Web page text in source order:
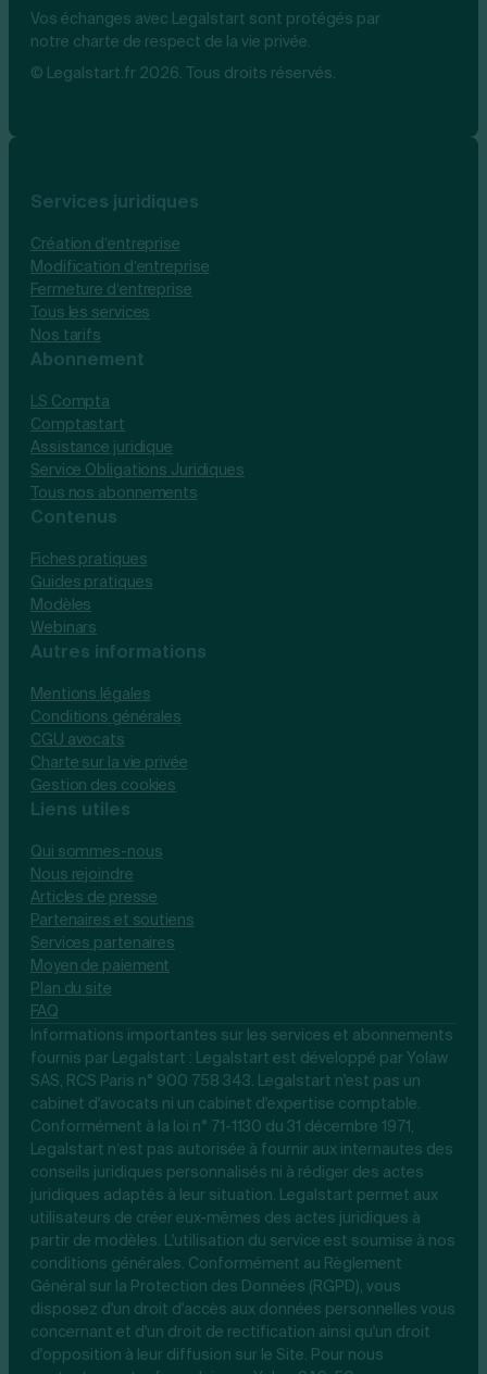
Vos échanges avec Legalstart sont protégés par
notre charte de respect de la vie privée.
© Legalstart.fr 2026. Tous droits réservés.
Services juridiques
Création d’entreprise
Modification d’entreprise
Fermeture d’entreprise
Tous les services
Nos tarifs
Abonnement
LS Compta
Comptastart
Assistance juridique
Service Obligations Juridiques
Tous nos abonnements
Contenus
Fiches pratiques
Guides pratiques
Modèles
Webinars
Autres informations
Mentions légales
Conditions générales
CGU avocats
Charte sur la vie privée
Gestion des cookies
Liens utiles
Qui sommes-nous
Nous rejoindre
Articles de presse
Partenaires et soutiens
Services partenaires
Moyen de paiement
Plan du site
FAQ
Informations importantes sur les services et abonnements
fournis par Legalstart : Legalstart est développé par Yolaw
SAS, RCS Paris n° 900 758 343. Legalstart n'est pas un
cabinet d'avocats ni un cabinet d'expertise comptable.
Conformément à la loi n° 71-1130 du 31 décembre 1971,
Legalstart n’est pas autorisée à fournir aux internautes des
conseils juridiques personnalisés ni à rédiger des actes
juridiques adaptés à leur situation. Legalstart permet aux
utilisateurs de créer eux-mêmes des actes juridiques à
partir de modèles. L'utilisation du service est soumise à nos
conditions générales. Conformément au Règlement
Général sur la Protection des Données (RGPD), vous
disposez d'un droit d'accès aux données personnelles vous
concernant et d'un droit de rectification ainsi qu'un droit
d'opposition à leur diffusion sur le Site. Pour nous